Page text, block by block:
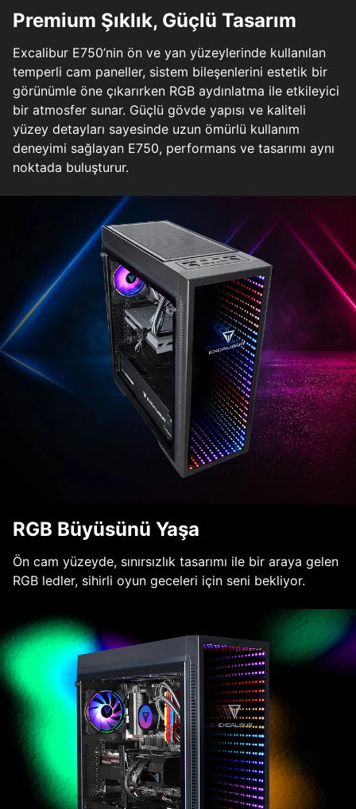
Premium Şıklık, Güçlü Tasarım
Excalibur E750’nin ön ve yan yüzeylerinde kullanılan
temperli cam paneller, sistem bileşenlerini estetik bir
görünümle öne çıkarırken RGB aydınlatma ile etkileyici
bir atmosfer sunar. Güçlü gövde yapısı ve kaliteli
yüzey detayları sayesinde uzun ömürlü kullanım
deneyimi sağlayan E750, performans ve tasarımı aynı
noktada buluşturur.
RGB Büyüsünü Yaşa
Ön cam yüzeyde, sınırsızlık tasarımı ile bir araya gelen
RGB ledler, sihirli oyun geceleri için seni bekliyor.